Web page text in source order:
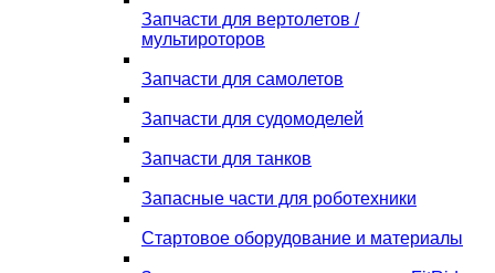
Запчасти для вертолетов /
мультироторов
Запчасти для самолетов
Запчасти для судомоделей
Запчасти для танков
Запасные части для роботехники
Стартовое оборудование и материалы